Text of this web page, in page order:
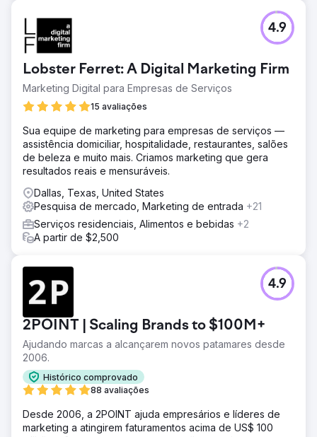
Lobster Ferret: A Digital Marketing Firm
Marketing Digital para Empresas de Serviços
15 avaliações
4.9
Sua equipe de marketing para empresas de serviços —
assistência domiciliar, hospitalidade, restaurantes, salões
de beleza e muito mais. Criamos marketing que gera
resultados reais e mensuráveis.
Dallas, Texas, United States
Pesquisa de mercado, Marketing de entrada +21
Serviços residenciais, Alimentos e bebidas +2
A partir de $2,500
2POINT | Scaling Brands to $100M+
Ajudando marcas a alcançarem novos patamares desde
2006.
Histórico comprovado
88 avaliações
4.9
Desde 2006, a 2POINT ajuda empresários e líderes de
marketing a atingirem faturamentos acima de US$ 100